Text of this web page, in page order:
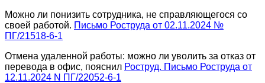
Можно ли понизить сотрудника, не справляющегося со
своей работой. Письмо Роструда от 02.11.2024 №
ПГ/21518-6-1
Отмена удаленной работы: можно ли уволить за отказ от
перевода в офис, пояснил Роструд. Письмо Роструда от
12.11.2024 N ПГ/22052-6-1